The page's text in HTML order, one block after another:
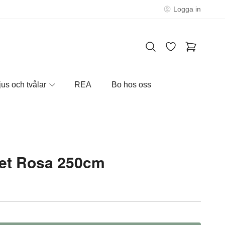
Logga in
och tvålar REA Bo hos oss
Rosa 250cm